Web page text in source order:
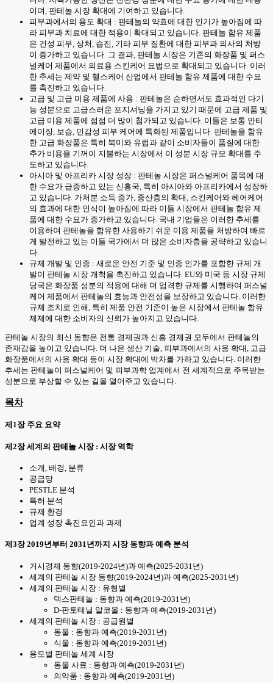
이며, 판테놀 시장 확대에 기여하고 있습니다.
피부과에서의 용도 확대 : 판테놀의 약효에 대한 인기가 높아짐에 따
라 피부과 치료에 대한 적용이 확대되고 있습니다. 판테놀 함유 제품
은 건성 피부, 상처, 습진, 기타 피부 질환에 대한 피부과 의사의 처방
이 증가하고 있습니다. 그 결과, 판테놀 시장은 기존의 화장품 및 퍼스
널케어 제품에서 의료용 스킨케어 요법으로 확대되고 있습니다. 이러
한 추세는 제약 및 헬스케어 산업에서 판테놀 함유 제품에 대한 수요
를 촉진하고 있습니다.
고급 및 고급 미용 제품에 사용 : 판테놀은 순하면서도 효과적인 다기
능 성분으로 고급스러운 포지셔닝을 가지고 있기 때문에 고급 제품 및
고급 미용 제품에 점점 더 많이 첨가되고 있습니다. 이들은 보통 안티
에이징, 보습, 민감성 피부 케어에 특화된 제품입니다. 판테놀을 함유
한 고급 화장품은 특히 북미와 유럽과 같이 소비자들이 품질에 대한
추가 비용을 기꺼이 지불하는 시장에서 이 성분 시장 규모 확대를 주
도하고 있습니다.
아시아 및 아프리카 시장 성장 : 판테놀 시장은 퍼스널케어 품목에 대
한 수요가 급증하고 있는 신흥국, 특히 아시아와 아프리카에서 성장하
고 있습니다. 가처분 소득 증가, 중산층의 확대, 스킨케어와 헤어케어
의 효과에 대한 인식이 높아짐에 따라 이들 시장에서 판테놀 함유 제
품에 대한 수요가 증가하고 있습니다. 국내 기업들은 이러한 추세를
이용하여 판테놀을 함유한 사용하기 쉬운 미용 제품을 처방하여 빠르
게 발전하고 있는 이들 국가에서 더 많은 소비자층을 공략하고 있습니
다.
규제 개발 및 인증 : 새로운 안전 기준 및 인증 인가를 포함한 규제 개
발이 판테놀 시장 개척을 촉진하고 있습니다. EU와 미국 등 시장 규제
당국은 화장품 성분의 적용에 대해 더 엄격한 규제를 시행하여 퍼스널
케어 제품에서 판테놀의 효능과 안전성을 보장하고 있습니다. 이러한
규제 조치로 인해, 특히 제품 안전 기준이 높은 시장에서 판테놀 함유
제제에 대한 소비자의 신뢰가 높아지고 있습니다.
판테놀 시장의 최신 동향은 전통 경제권과 신흥 경제권 모두에서 판테놀의
존재감을 높이고 있습니다. 더 나은 생산 기술, 피부과에서의 사용 확대, 고급
화장품에서의 사용 확대 등이 시장 확대에 박차를 가하고 있습니다. 이러한
추세는 판테놀이 퍼스널케어 및 피부과학 업계에서 전 세계적으로 주목받는
성분으로 부상할 수 있는 길을 열어주고 있습니다.
목차
제1장 주요 요약
제2장 세계의 판테놀 시장 : 시장 역학
소개, 배경, 분류
공급망
PESTLE 분석
특허 분석
규제 환경
업계 성장 촉진요인과 과제
제3장 2019년부터 2031년까지 시장 동향과 예측 분석
거시경제 동향(2019-2024년)과 예측(2025-2031년)
세계의 판테놀 시장 동향(2019-2024년)과 예측(2025-2031년)
세계의 판테놀 시장 : 유형별
덱스판테놀 : 동향과 예측(2019-2031년)
D-판토테닐 알코올 : 동향과 예측(2019-2031년)
세계의 판테놀 시장 : 공급원별
동물 : 동향과 예측(2019-2031년)
식물 : 동향과 예측(2019-2031년)
용도별 판테놀 세계 시장
동물 사료 : 동향과 예측(2019-2031년)
의약품 : 동향과 예측(2019-2031년)